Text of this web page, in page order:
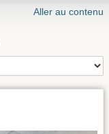
Aller au contenu